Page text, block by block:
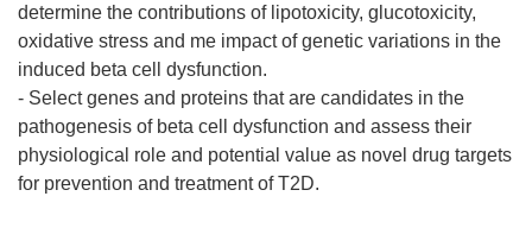
determine the contributions of lipotoxicity, glucotoxicity,
oxidative stress and me impact of genetic variations in the
induced beta cell dysfunction.
- Select genes and proteins that are candidates in the
pathogenesis of beta cell dysfunction and assess their
physiological role and potential value as novel drug targets
for prevention and treatment of T2D.